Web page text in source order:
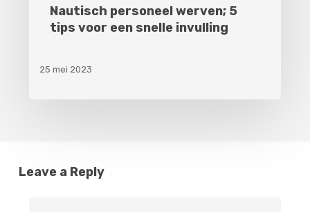
Nautisch personeel werven; 5
tips voor een snelle invulling
25 mei 2023
Leave a Reply